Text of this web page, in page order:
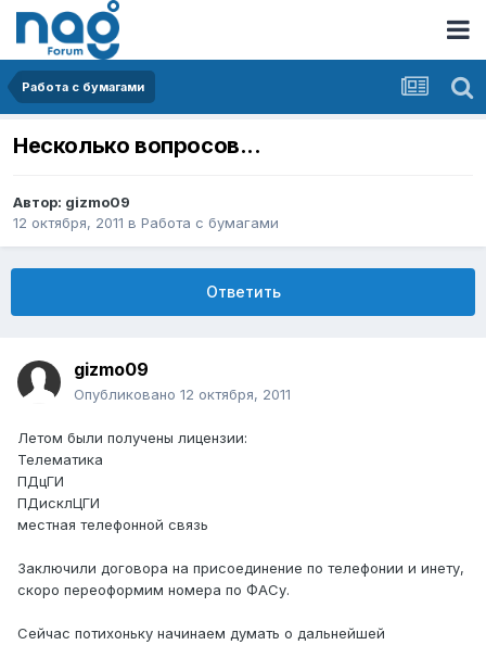
Работа с бумагами
Несколько вопросов...
Автор: gizmo09
12 октября, 2011 в Работа с бумагами
Ответить
gizmo09
Опубликовано 12 октября, 2011
Летом были получены лицензии:
Телематика
ПДцГИ
ПДисклЦГИ
местная телефонной связь
Заключили договора на присоединение по телефонии и инету,
скоро переоформим номера по ФАСу.
Сейчас потихоньку начинаем думать о дальнейшей